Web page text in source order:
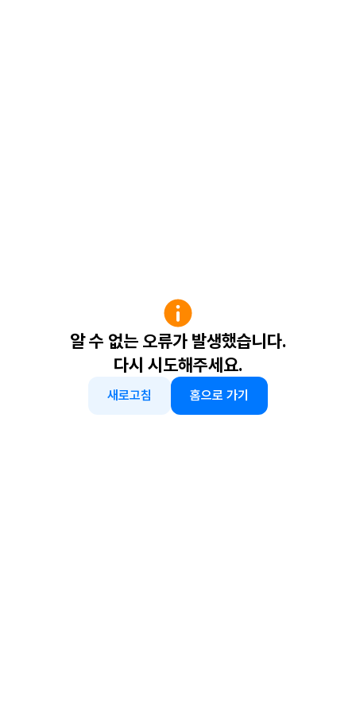
알 수 없는 오류가 발생했습니다.
다시 시도해주세요.
새로고침 홈으로 가기